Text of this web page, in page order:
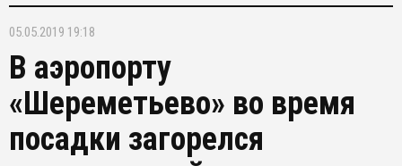
05.05.2019 19:18
В аэропорту
«Шереметьево» во время
посадки загорелся